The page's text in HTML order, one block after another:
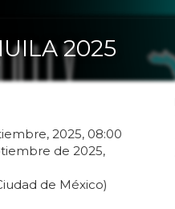
2025
, 2025, 08:00
de 2025,
de México)